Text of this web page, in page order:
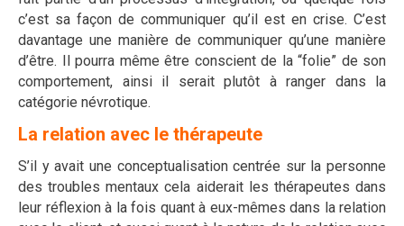
c’est sa façon de communiquer qu’il est en crise. C’est
davantage une manière de communiquer qu’une manière
d’être. Il pourra même être conscient de la “folie” de son
comportement, ainsi il serait plutôt à ranger dans la
catégorie névrotique.
La relation avec le thérapeute
S’il y avait une conceptualisation centrée sur la personne
des troubles mentaux cela aiderait les thérapeutes dans
leur réflexion à la fois quant à eux-mêmes dans la relation